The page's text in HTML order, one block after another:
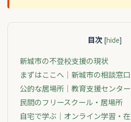
目次 [hide]
新城市の不登校支援の現状
まずはここへ｜新城市の相談窓口
公的な居場所｜教育支援センター
民間のフリースクール・居場所
自宅で学ぶ｜オンライン学習・